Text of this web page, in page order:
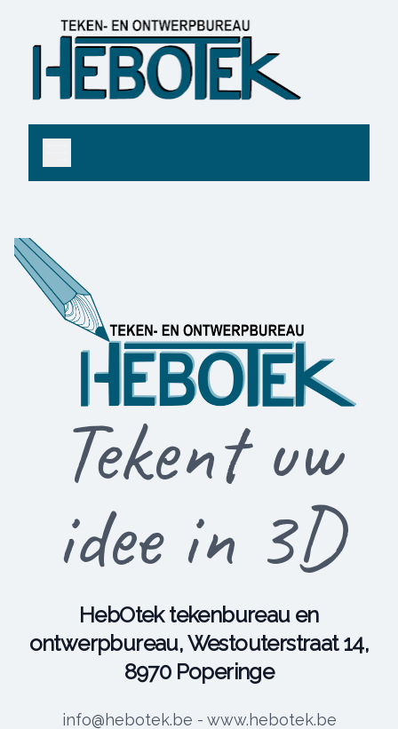
Tekent uw
idee in 3D
HebOtek tekenbureau en
ontwerpbureau, Westouterstraat 14,
8970 Poperinge
info@hebotek.be - www.hebotek.be